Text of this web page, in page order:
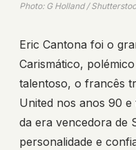
Photo: G Holland /
Eric Cantona foi o
Carismático,
talentoso, o francês
United nos anos 90
da era vencedora de
personalidade e